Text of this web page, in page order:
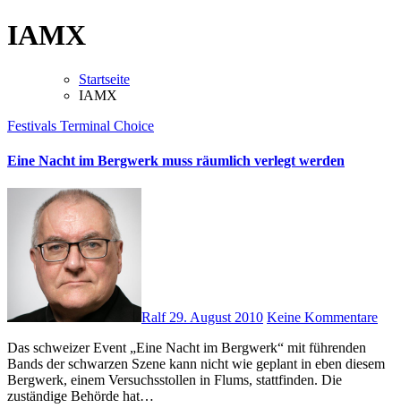
IAMX
Startseite
IAMX
Festivals Terminal Choice
Eine Nacht im Bergwerk muss räumlich verlegt werden
Ralf29. August 2010 Keine Kommentare
Das schweizer Event „Eine Nacht im Bergwerk“ mit führenden
Bands der schwarzen Szene kann nicht wie geplant in eben diesem
Bergwerk, einem Versuchsstollen in Flums, stattfinden. Die
zuständige Behörde hat…